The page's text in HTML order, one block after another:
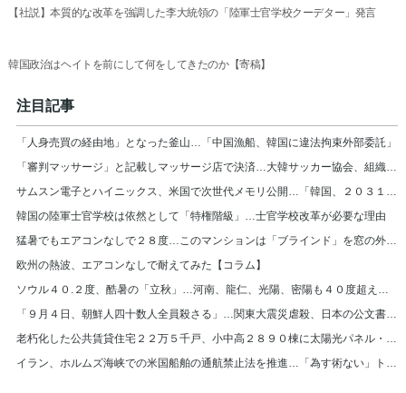
【社説】本質的な改革を強調した李大統領の「陸軍士官学校クーデター」発言
韓国政治はヘイトを前にして何をしてきたのか【寄稿】
注目記事
「人身売買の経由地」となった釜山…「中国漁船、韓国に違法拘束外部委託」
韓国の陸軍士官学校は依然として「特権階級」…士官学校改革が必要な理由
猛暑でもエアコンなしで２８度…このマンションは「ブラインド」を窓の外に設置＝韓国
欧州の熱波、エアコンなしで耐えてみた【コラム】
「９月４日、朝鮮人四十数人全員殺さる」…関東大震災虐殺、日本の公文書また見つかる